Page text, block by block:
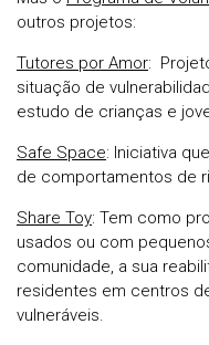
outros projetos:
Tutores por Amor:
situação de
estudo de crianças e
Safe Space: Iniciativa
de comportamentos de
Share Toy: Tem como
usados ou com
comunidade, a sua
residentes em centros
vulneráveis.